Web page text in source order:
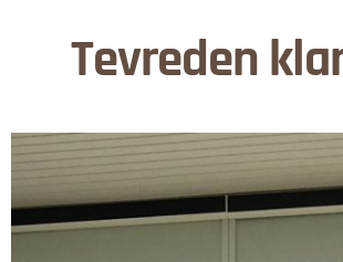
Tevreden